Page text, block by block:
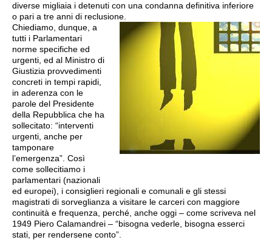
diverse migliaia i detenuti con una condanna definitiva inferiore
o pari a tre anni di reclusione.
Chiediamo, dunque, a
tutti i Parlamentari
norme specifiche ed
urgenti, ed al Ministro di
Giustizia provvedimenti
concreti in tempi rapidi,
in aderenza con le
parole del Presidente
della Repubblica che ha
sollecitato: “interventi
urgenti, anche per
tamponare
l’emergenza”. Così
come sollecitiamo i
parlamentari (nazionali
ed europei), i consiglieri regionali e comunali e gli stessi
magistrati di sorveglianza a visitare le carceri con maggiore
continuità e frequenza, perché, anche oggi – come scriveva nel
1949 Piero Calamandrei – “bisogna vederle, bisogna esserci
stati, per rendersene conto”.